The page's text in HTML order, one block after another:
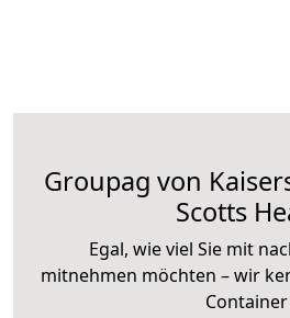
Groupag von
Scotts
Egal, wie viel Sie mit
mitnehmen möchten – wir
Container